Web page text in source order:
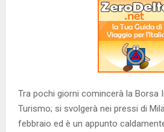
Tra pochi giorni comincerà la Borsa
Turismo; si svolgerà nei pressi di
febbraio ed è un appunto